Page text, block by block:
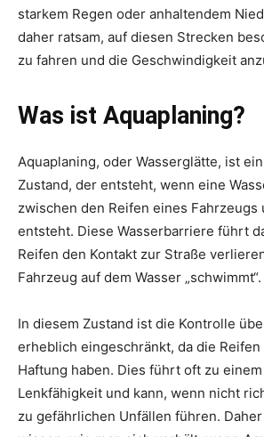
starkem Regen oder anhaltendem
daher ratsam, auf diesen Strecken
zu fahren und die Geschwindigkeit
Was ist Aquaplaning?
Aquaplaning, oder Wasserglätte, ist
Zustand, der entsteht, wenn eine
zwischen den Reifen eines Fahrzeugs
entsteht. Diese Wasserbarriere führt
Reifen den Kontakt zur Straße
Fahrzeug auf dem Wasser „schwimmt“.
In diesem Zustand ist die Kontrolle
erheblich eingeschränkt, da die Reifen
Haftung haben. Dies führt oft zu
Lenkfähigkeit und kann, wenn nicht
zu gefährlichen Unfällen führen.